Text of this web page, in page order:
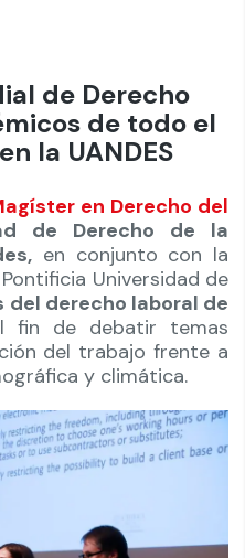
de Derecho
de todo el
la UANDES
en Derecho del
de Derecho de la
en conjunto con la
Universidad de
del derecho laboral de
fin de debatir temas
del trabajo frente a
y climática.